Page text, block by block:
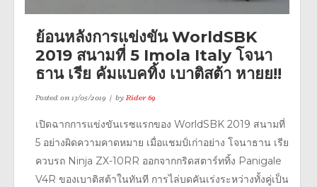
ย้อนหลังการแข่งขัน WorldSBK
2019 สนามที่ 5 Imola Italy โจนา
ธาน เรีย คัมแบคทิ้ง เบาติสต้า หายย!!
Posted on13/05/2019 byRider 69
เปิดฉากการแข่งขันเรซแรกของ WorldSBK 2019 สนามที่
5 อย่างผิดความคาดหมาย เมื่อแชมป์เก่าอย่าง โจนาธาน เรีย
ควบรถ Ninja ZX-10RR ออกจากกริดสตาร์ททิ้ง Panigale
V4R ของเบาติสต้าในทันที การไล่บดคันเร่งระหว่างทั้งคู่เป็น